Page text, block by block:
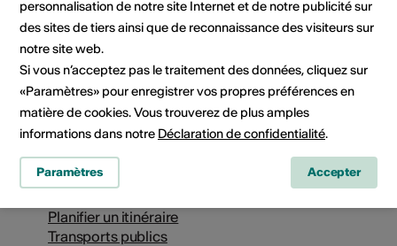
Institution / organisation
Champéry Film Festival
Route du centre sportif 1
1874 Champéry
Téléphone +41 (0)24 479 05 01
E-Mail
Site Internet
Planifier un itinéraire
Transports publics
personnalisation de notre site Internet et de notre publicité sur
des sites de tiers ainsi que de reconnaissance des visiteurs sur
notre site web.
Si vous n’acceptez pas le traitement des données, cliquez sur
«Paramètres» pour enregistrer vos propres préférences en
matière de cookies. Vous trouverez de plus amples
informations dans notre Déclaration de confidentialité.
Paramètres Accepter